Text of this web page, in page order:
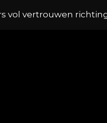
vol vertrouwen